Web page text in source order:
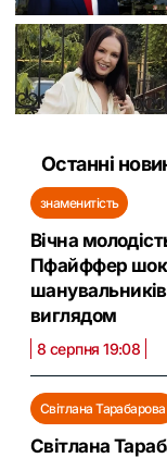
Останні
знаменитість
Вічна
Пфайффер
виглядом
8 серпня 19:08
Світлана Тарабарова
Світлана